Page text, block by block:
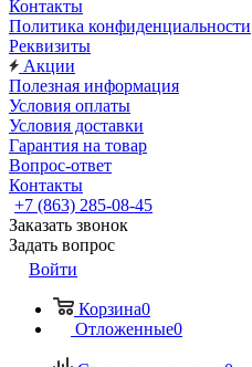
Контакты
Политика конфиденциальности
Реквизиты
Акции
Полезная информация
Условия оплаты
Условия доставки
Гарантия на товар
Вопрос-ответ
Контакты
+7 (863) 285-08-45
Заказать звонок
Задать вопрос
Войти
Корзина0
Отложенные0